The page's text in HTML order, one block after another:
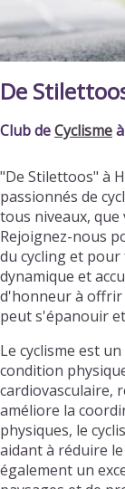
De
Club deCyclismeà
"De Stilettoos" à
passionnés de
tous niveaux,
Rejoignez-nous
du cycling et
dynamique et
d'honneur à offrir
peut s'épanouir
Le cyclisme est
condition
cardiovasculaire,
améliore la
physiques, le
aidant à réduire
également un